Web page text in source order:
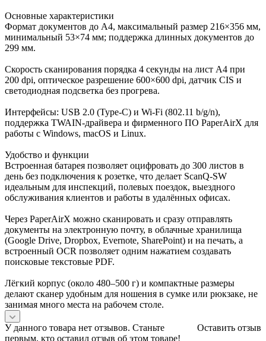
Основные характеристики
Формат документов до A4, максимальный размер 216×356 мм,
минимальный 53×74 мм; поддержка длинных документов до
299 мм.
Скорость сканирования порядка 4 секунды на лист A4 при
200 dpi, оптическое разрешение 600×600 dpi, датчик CIS и
светодиодная подсветка без прогрева.
Интерфейсы: USB 2.0 (Type‑C) и Wi‑Fi (802.11 b/g/n),
поддержка TWAIN‑драйвера и фирменного ПО PaperAirX для
работы с Windows, macOS и Linux.
Удобство и функции
Встроенная батарея позволяет оцифровать до 300 листов в
день без подключения к розетке, что делает ScanQ‑SW
идеальным для инспекций, полевых поездок, выездного
обслуживания клиентов и работы в удалённых офисах.
Через PaperAirX можно сканировать и сразу отправлять
документы на электронную почту, в облачные хранилища
(Google Drive, Dropbox, Evernote, SharePoint) и на печать, а
встроенный OCR позволяет одним нажатием создавать
поисковые текстовые PDF.
Лёгкий корпус (около 480–500 г) и компактные размеры
делают сканер удобным для ношения в сумке или рюкзаке, не
занимая много места на рабочем столе.
Оставить отзыв
У данного товара нет отзывов. Станьте
первым, кто оставил отзыв об этом товаре!